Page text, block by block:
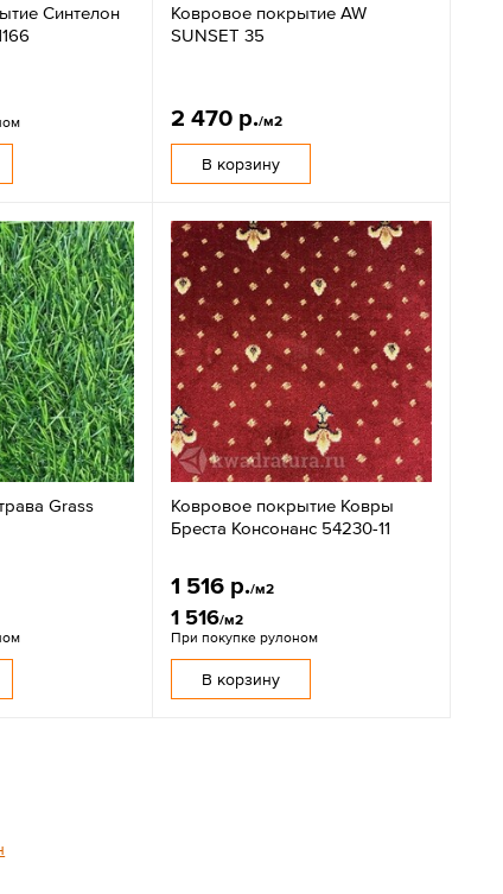
Синтелон
Ковровое покрытие AW
SUNSET 35
2 470 р./м2
В корзину
Grass
Ковровое покрытие Ковры
Бреста Консонанс 54230-11
1 516 р./м2
1 516/м2
При покупке рулоном
В корзину